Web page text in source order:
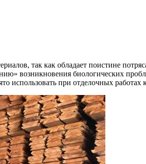
так как обладает поистине
возникновения биологических
использовать при отделочных